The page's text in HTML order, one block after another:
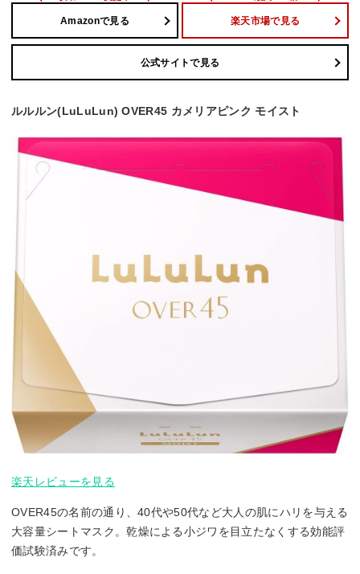
Amazonで見る 楽天市場で見る
公式サイトで見る
ルルルン(LuLuLun) OVER45 カメリアピンク モイスト
楽天レビューを見る
OVER45の名前の通り、40代や50代など大人の肌にハリを与える
大容量シートマスク。乾燥による小ジワを目立たなくする効能評
価試験済みです。